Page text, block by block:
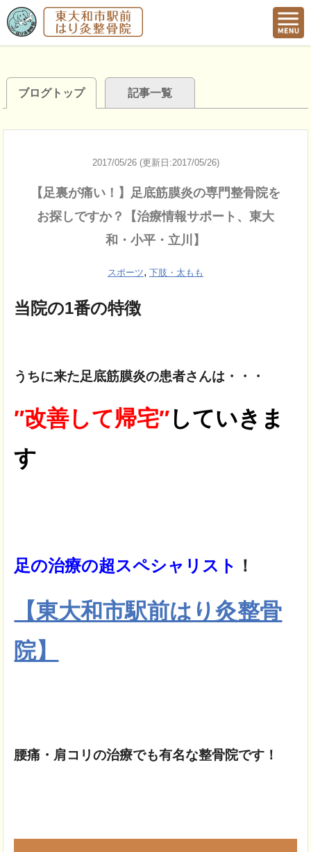
ブログトップ 記事一覧
2017/05/26 (更新日:2017/05/26)
【足裏が痛い！】足底筋膜炎の専門整骨院を
お探しですか？【治療情報サポート、東大
和・小平・立川】
スポーツ, 下肢・太もも
当院の1番の特徴
うちに来た足底筋膜炎の患者さんは・・・
″改善して帰宅″していきま
す
足の治療の超スペシャリスト ！
【東大和市駅前はり灸整骨
院】
腰痛・肩コリの治療でも有名な整骨院です！